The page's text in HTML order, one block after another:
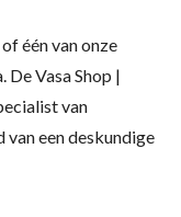
één van onze
Vasa Shop |
van
een deskundige